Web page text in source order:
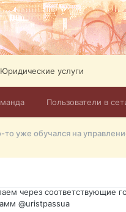
Пользователи в
Юридические услуги
то уже обучался на
форума?т из э
в оформлении
идентификационный
через соответствующие
@uristpassua